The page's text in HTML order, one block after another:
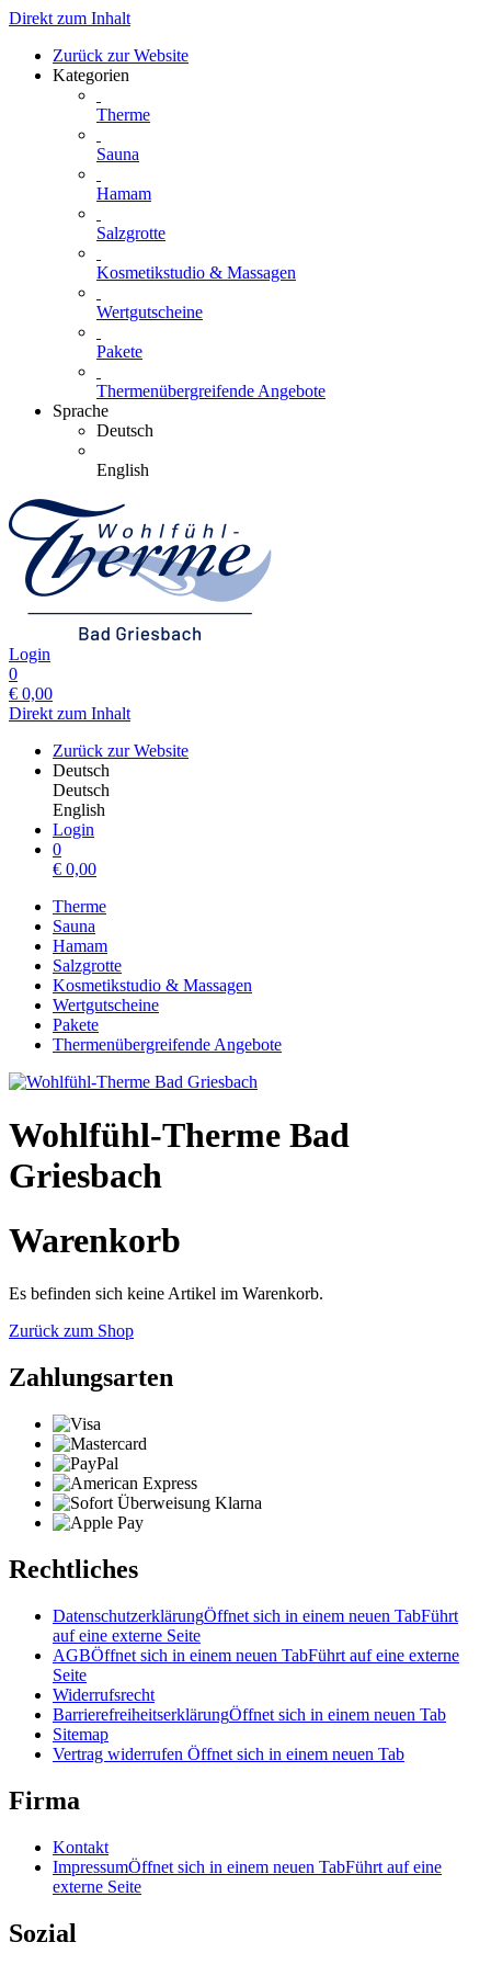
Direkt zum Inhalt
Zurück zur Website
Kategorien
Therme
Sauna
Hamam
Salzgrotte
Kosmetikstudio & Massagen
Wertgutscheine
Pakete
Thermenübergreifende Angebote
Sprache
Deutsch
English
Login
0
€ 0,00
Direkt zum Inhalt
Zurück zur Website
Deutsch
Deutsch
English
Login
0
€ 0,00
Therme
Sauna
Hamam
Salzgrotte
Kosmetikstudio & Massagen
Wertgutscheine
Pakete
Thermenübergreifende Angebote
Wohlfühl-Therme Bad
Griesbach
Warenkorb
Es befinden sich keine Artikel im Warenkorb.
Zurück zum Shop
Zahlungsarten
Rechtliches
DatenschutzerklärungÖffnet sich in einem neuen TabFührt
auf eine externe Seite
AGBÖffnet sich in einem neuen TabFührt auf eine externe
Seite
Widerrufsrecht
BarrierefreiheitserklärungÖffnet sich in einem neuen Tab
Sitemap
Vertrag widerrufen Öffnet sich in einem neuen Tab
Firma
Kontakt
ImpressumÖffnet sich in einem neuen TabFührt auf eine
externe Seite
Sozial